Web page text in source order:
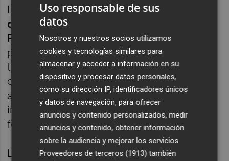
La obra es impulsada de acuerdo a un
conveniosuscrito en 2023 entre Adif,
Puertos del Estado y la Autoridad Portuaria,
por el que Adif asume la construcción del
trazado ferroviario y el montaje de la
estación intermodal, mientras el puerto
afronta la instalación de la vía en la
intermodal más la parte de la conexión
ferroviaria de la dársena sur.
Los dos trazados suman8,3 kilómetros de
Uso responsable de sus
datos
Nosotros y nuestros socios utilizamos
cookies y tecnologías similares para
almacenar y acceder a información en su
dispositivo y procesar datos personales,
como su dirección IP, identificadores únicos
y datos de navegación, para ofrecer
anuncios y contenido personalizados, medir
anuncios y contenido, obtener información
sobre la audiencia y mejorar los servicios.
Proveedores de terceros (1913) también